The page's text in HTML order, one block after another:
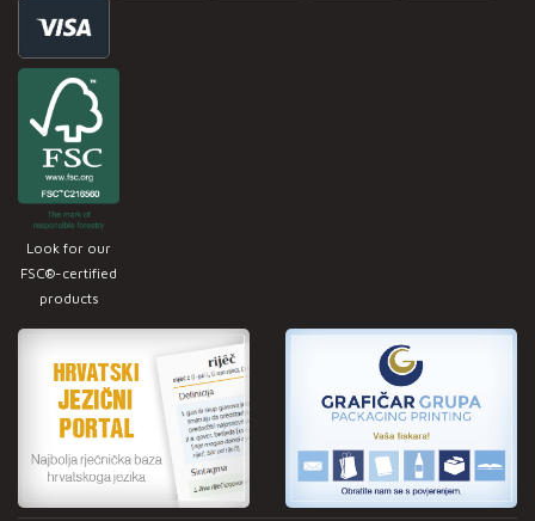
Look for our
FSC®-certified
products